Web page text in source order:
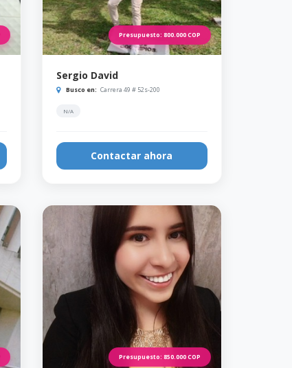
Presupuesto: 800.000COP
Sergio David
Busco en: Carrera 49 # 52s-200
N/A
Contactar ahora
Presupuesto: 850.000COP